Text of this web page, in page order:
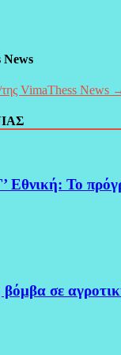
News
της VimaThess News
Εθνική: Το
σε